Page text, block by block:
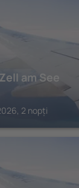
am See
2 nopți